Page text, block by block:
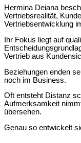
Hermina Deiana
Vertriebsrealität,
Vertriebsentwicklung
Ihr Fokus liegt auf
Vertrieb aus
Beziehungen enden
noch im Business.
Oft entsteht Distanz
Aufmerksamkeit
übersehen.
Genau so entwickelt